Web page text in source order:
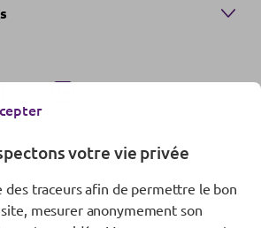
votre vie privée
des traceurs afin de permettre le bon
mesurer anonymement son